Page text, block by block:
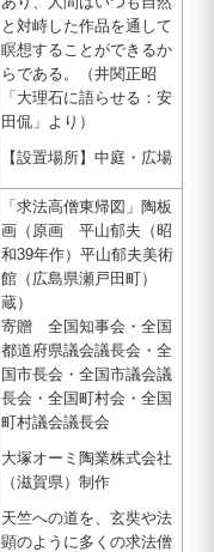
と対峙した作品を通して
瞑想することができるか
らである。（井関正昭
「大理石に語らせる：安
田侃」より）
【設置場所】中庭・広場
「求法高僧東帰図」陶板
画（原画 平山郁夫（昭
和39年作）平山郁夫美術
館（広島県瀬戸田町）
蔵）
寄贈 全国知事会・全国
都道府県議会議長会・全
国市長会・全国市議会議
長会・全国町村会・全国
町村議会議長会
大塚オーミ陶業株式会社
（滋賀県）制作
天竺への道を、玄奘や法
顕のように多くの求法僧